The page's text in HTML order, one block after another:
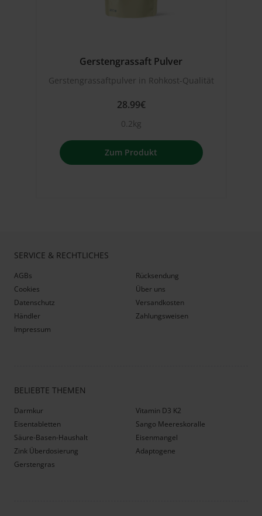
Gerstengrassaft Pulver
Gerstengrassaftpulver in Rohkost-Qualität
28.99€
0.2kg
Zum Produkt
SERVICE & RECHTLICHES
AGBs
Cookies
Datenschutz
Händler
Impressum
Rücksendung
Über uns
Versandkosten
Zahlungsweisen
BELIEBTE THEMEN
Darmkur
Eisentabletten
Säure-Basen-Haushalt
Zink Überdosierung
Gerstengras
Vitamin D3 K2
Sango Meereskoralle
Eisenmangel
Adaptogene